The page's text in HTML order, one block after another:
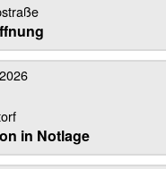
in Notlage